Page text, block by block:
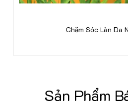
Chăm Sóc Làn Da
Sản Phẩm